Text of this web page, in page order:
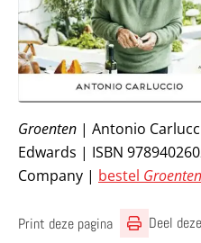
Groenten | Antonio
Edwards | ISBN
Company | bestel Groenten
Print deze pagina Deel